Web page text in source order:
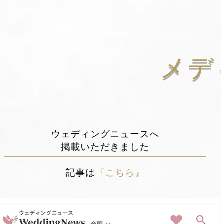
メ
ウェディングニュースへ
​掲載いただきました
記事は 『こちら』